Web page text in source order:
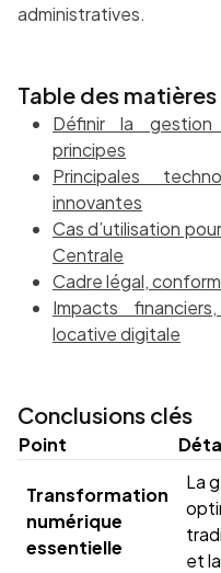
administratives.
Table des matières
Définir la
principes
Principales
innovantes
Cas d’utilisation
Centrale
Cadre légal,
Impacts
locative digitale
Conclusions clés
Point
Transformation
numérique
essentielle
La
et